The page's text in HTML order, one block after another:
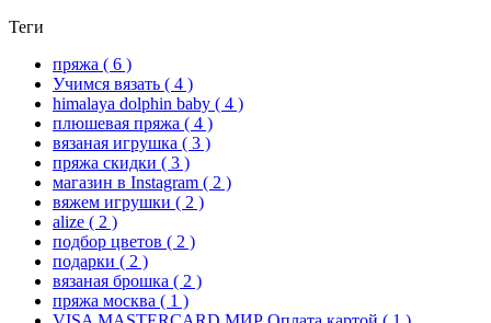
Теги
пряжа ( 6 )
Учимся вязать ( 4 )
himalaya dolphin baby ( 4 )
плюшевая пряжа ( 4 )
вязаная игрушка ( 3 )
пряжа скидки ( 3 )
магазин в Instagram ( 2 )
вяжем игрушки ( 2 )
alize ( 2 )
подбор цветов ( 2 )
подарки ( 2 )
вязаная брошка ( 2 )
пряжа москва ( 1 )